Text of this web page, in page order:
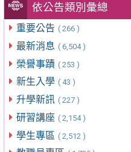
依公告類別彙總
重要公告 ( 266 )
最新消息 ( 6,504 )
榮譽事蹟 ( 253 )
新生入學 ( 43 )
升學新訊 ( 227 )
研習講座 ( 2,154 )
學生專區 ( 2,512 )